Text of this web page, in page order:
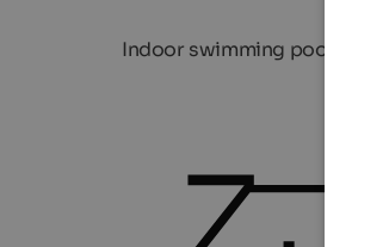
Indoor swimming pool